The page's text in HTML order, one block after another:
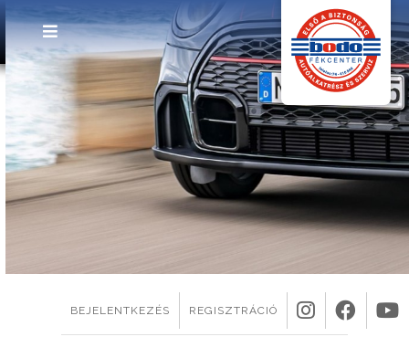
1
BEJELENTKEZÉS REGISZTRÁCIÓ